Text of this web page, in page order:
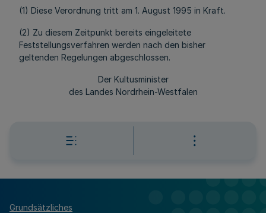
(1) Diese Verordnung tritt am 1. August 1995 in Kraft.
(2) Zu diesem Zeitpunkt bereits eingeleitete
Feststellungsverfahren werden nach den bisher
geltenden Regelungen abgeschlossen.
Der Kultusminister
des Landes Nordrhein-Westfalen
Grundsätzliches